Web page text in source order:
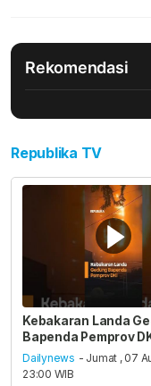
Rekomendasi
Republika TV
Kebakaran Landa
Bapenda Pemprov
Dailynews - Jumat , 07
23:00 WIB